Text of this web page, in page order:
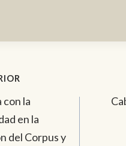
con la
en la
del Corpus y